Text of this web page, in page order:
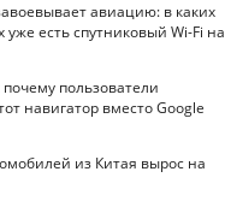
авиацию: в каких
есть спутниковый Wi-Fi на
почему пользователи
навигатор вместо Google
из Китая вырос на